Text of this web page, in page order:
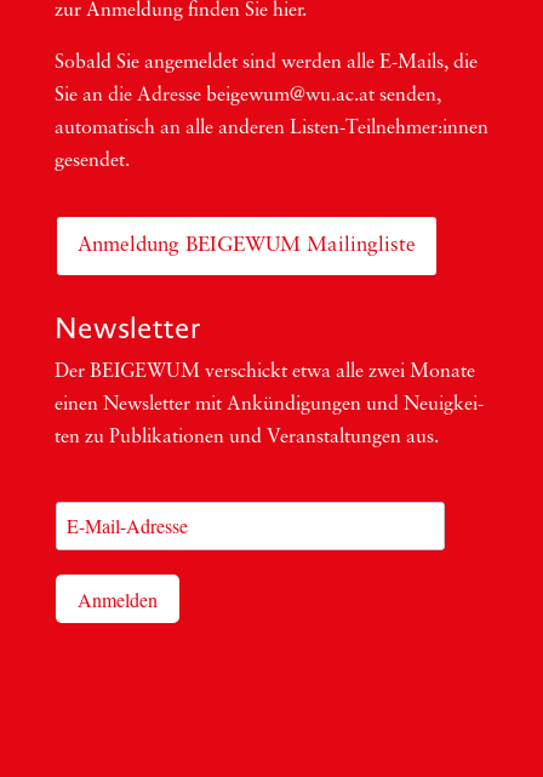
zur Anmel­dung fin­den Sie hier.
Sobald Sie ange­mel­det sind wer­den alle E-Mails, die
Sie an die Adres­se beigewum@wu.ac.at sen­den,
auto­ma­tisch an alle ande­ren Lis­ten-Teil­neh­me­r:in­nen
gesendet.
Anmeldung BEIGEWUM Mailingliste
Newsletter
Der BEIGEWUM ver­schickt etwa alle zwei Mona­te
einen News­let­ter mit Ankün­di­gun­gen und Neu­ig­kei­
ten zu Publi­ka­tio­nen und Ver­an­stal­tun­gen aus.